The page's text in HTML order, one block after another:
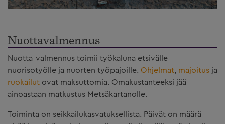
Nuottavalmennus
Nuotta-valmennus toimii työkaluna etsivälle
nuorisotyölle ja nuorten työpajoille. Ohjelmat majoitus ja
ruokailut ovat maksuttomia. Omakustanteeksi jää
ainoastaan matkustus Metsäkartanolle.
Toiminta on seikkailukasvatuksellista. Päivät on määrä